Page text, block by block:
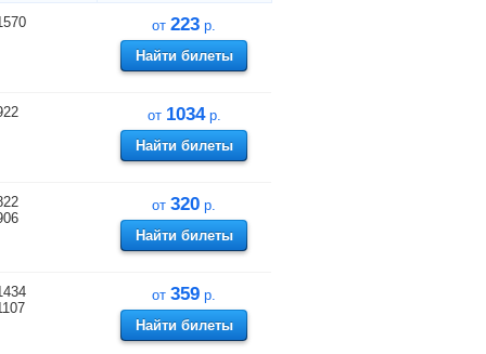
от 223 р.
Найти билеты
от 1034 р.
Найти билеты
от 320 р.
Найти билеты
от 359 р.
Найти билеты